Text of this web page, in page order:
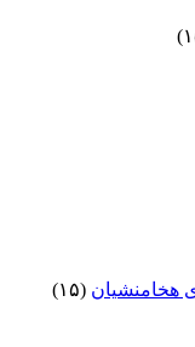
هخامنشیان (۱۵)